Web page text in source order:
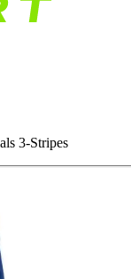
3-Stripes